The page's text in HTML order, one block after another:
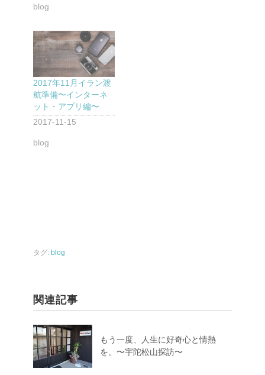
blog
2017年11月イラン渡
航準備〜インターネ
ット・アプリ編〜
2017-11-15
blog
タグ: blog
関連記事
もう一度、人生に好奇心と情熱
を。〜宇陀松山探訪〜